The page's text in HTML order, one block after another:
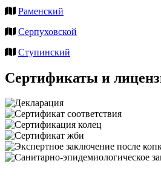
Раменский
Серпуховской
Ступинский
Сертификаты и